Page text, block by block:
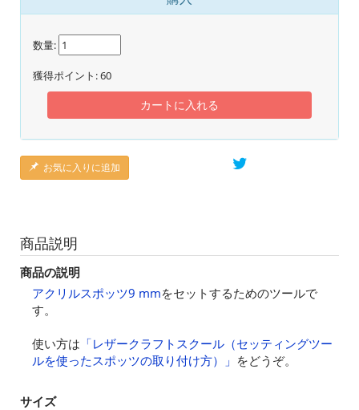
数量:
獲得ポイント:60
カートに入れる
お気に入りに追加
商品説明
商品の説明
アクリルスポッツ9 mmをセットするためのツールで
す。
使い方は 「レザークラフトスクール（セッティングツー
ルを使ったスポッツの取り付け方）」 をどうぞ。
サイズ